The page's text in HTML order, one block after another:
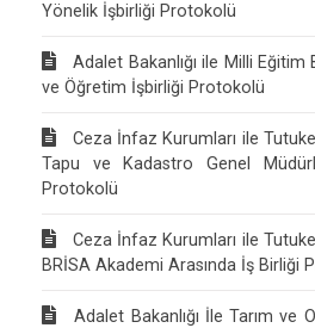
Yönelik İşbirliği Protokolü
Adalet Bakanlığı ile Milli Eğitim
ve Öğretim İşbirliği Protokolü
Ceza İnfaz Kurumları ile
Tapu ve Kadastro Genel
Protokolü
Ceza İnfaz Kurumları ile
BRİSA Akademi Arasında İş Birliği
Adalet Bakanlığı İle Tarım ve